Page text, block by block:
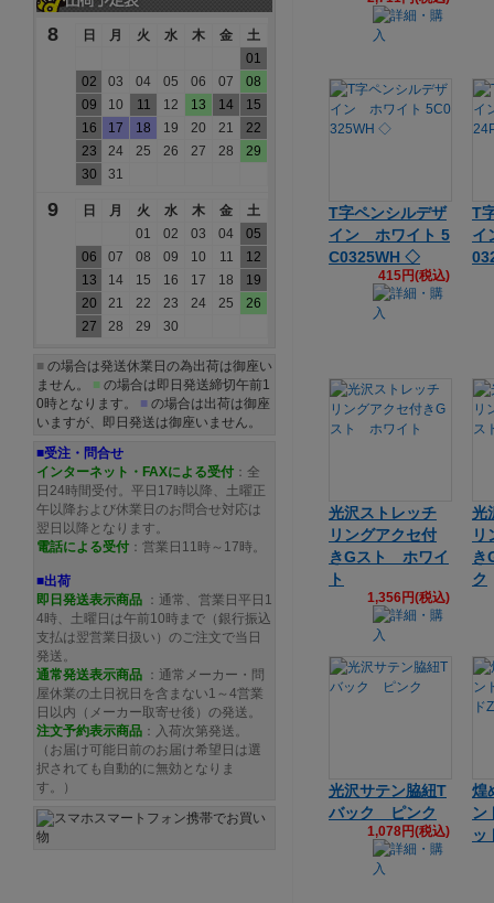
T字ペンシルデザ
イン ホワイト 5
C0325WH ◇
415円(税込)
T
イ
光沢ストレッチ
リングアクセ付
きGスト ホワイ
ト
1,356円(税込)
光
リ
き
ク
光沢サテン脇紐T
バック ピンク
1,078円(税込)
煌
ン
ッ
8 日 月 火 水 木 金
土
01
02
03 04 05 06 07
08
09
10 11 12 13 14
15
16
17 18 19 20 21
22
23
24 25 26 27 28
29
30
31
9 日 月 火 水 木 金
土
01
02 03 04
05
06
07 08 09 10 11
12
13
14 15 16 17 18
19
20
21 22 23 24 25
26
27
28 29 30
■ の場合は発送休業日の為出荷は御座い
ません。 ■ の場合は即日発送締切午前1
0時となります。 ■ の場合は出荷は御座
いますが、即日発送は御座いません。
■受注・問合せ
インターネット・FAXによる受付 ：全
日24時間受付。平日17時以降、土曜正
午以降および休業日のお問合せ対応は
翌日以降となります。
電話による受付 ：営業日11時～17時。
■出荷
即日発送表示商品 ：通常、営業日平日1
4時、土曜日は午前10時まで（銀行振込
支払は翌営業日扱い）のご注文で当日
発送。
通常発送表示商品 ：通常メーカー・問
屋休業の土日祝日を含まない1～4営業
日以内（メーカー取寄せ後）の発送。
注文予約表示商品 ：入荷次第発送。
（お届け可能日前のお届け希望日は選
択されても自動的に無効となりま
す。）